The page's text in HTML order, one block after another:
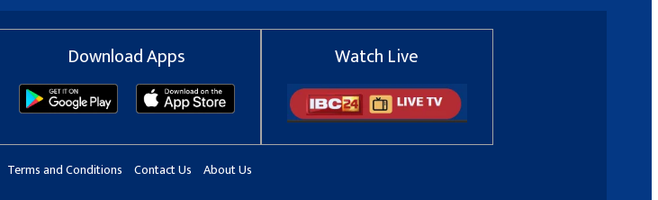
Download Apps Watch Live
Terms and Conditions Contact Us About Us